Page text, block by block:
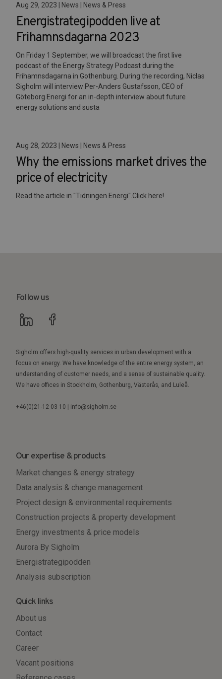
Aug 29, 2023 | News | News & Press
Energistrategipodden live at
Frihamnsdagarna 2023
On Friday 1 September, we will broadcast the first live
podcast of the Energy Strategy Podcast during the
Frihamnsdagarna in Gothenburg. During the recording, Niclas
Sigholm will interview Per-Anders Gustafsson, CEO of
Göteborg Energi for an in-depth interview about future
energy solutions and susta
Aug 28, 2023 | News | News & Press
Why the emissions market drives the
price of electricity
Read the article in "Tidningen Energi".Click here!
Follow us
Sigholm offers high-quality services in urban development with a
focus on energy. We have knowledge of the entire energy system, an
understanding of customer needs, and a sense of sustainable quality.
We have offices in Stockholm, Gothenburg, Västerås, and Luleå.
+46(0)21-12 03 10 | info@sigholm.se
Our expertise & products
Market changes & energy strategy
Data analysis & change management
Project design & environmental requirements
Construction projects & property development
Energy investments & price models
Aurora By Sigholm
Energistrategipodden
Analysis subscription
Quick links
About us
Contact
Career
Vacant positions